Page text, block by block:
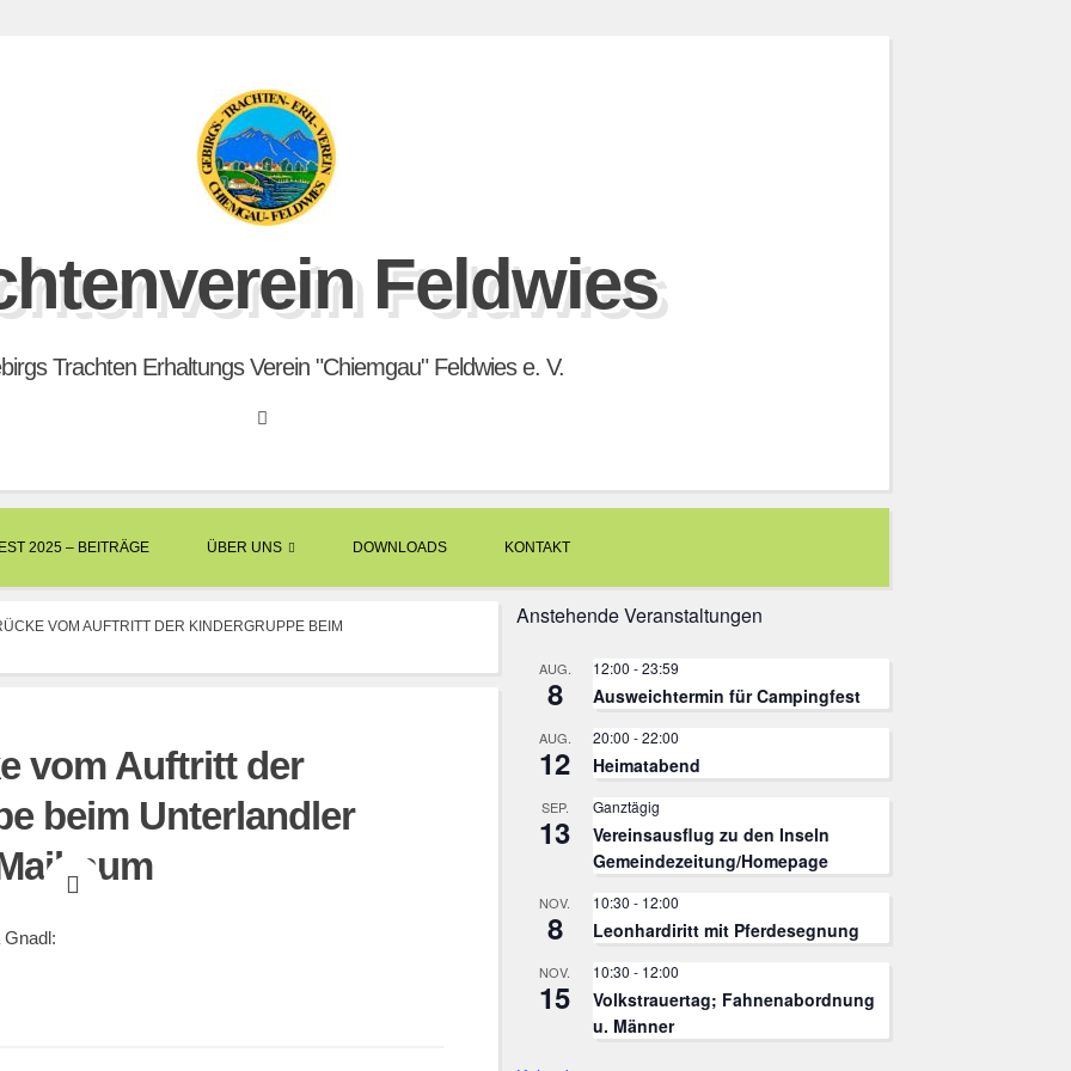
Feldwies
Trachten Erhaltungs Verein "Chiemgau" Feldwies e. V.
Search
2025 – BEITRÄGE ÜBER UNS DOWNLOADS KONTAKT
VOM AUFTRITT DER KINDERGRUPPE BEIM
vom Auftritt der
beim Unterlandler
Anstehende Veranstaltungen
AUG.
8
12:00 -23:59
Ausweichtermin für Campingfest
AUG.
12
20:00 -22:00
Heimatabend
SEP.
13
Ganztägig
Vereinsausflug zu den Inseln
Gemeindezeitung/Homepage
NOV.
8
10:30 - 12:00
Leonhardiritt mit Pferdesegnung
NOV.
15
10:30 - 12:00
Volkstrauertag; Fahnenabordnung
u. Männer